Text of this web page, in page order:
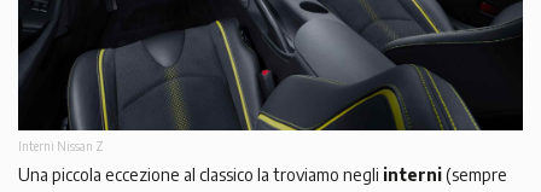
Interni Nissan Z
Una piccola eccezione al classico la troviamo negli interni(sempre